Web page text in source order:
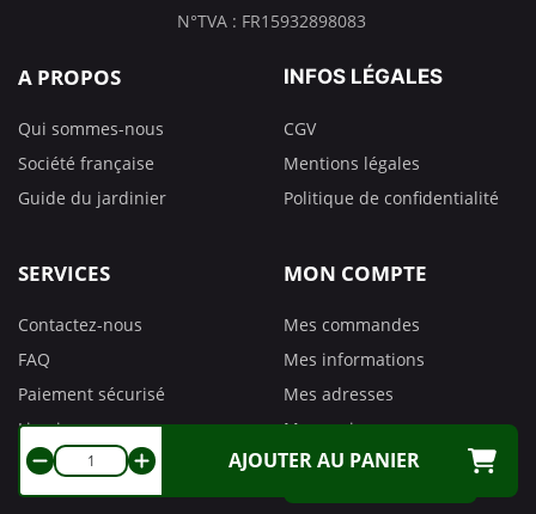
AJOUTER AU PANIER
N°TVA : FR15932898083
A PROPOS
Qui sommes-nous
Société française
Guide du jardinier
INFOS LÉGALES
CGV
Mentions légales
Politique de confidentialité
SERVICES
Contactez-nous
FAQ
Paiement sécurisé
Livraison
Retours
MON COMPTE
Mes commandes
Mes informations
Mes adresses
Mes avoirs